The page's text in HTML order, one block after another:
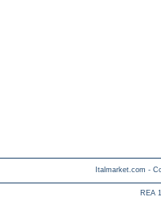
Italmarket.com -
REA